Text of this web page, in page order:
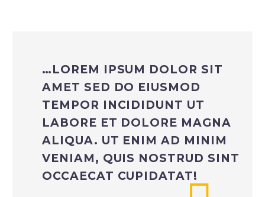
…LOREM IPSUM DOLOR SIT
AMET SED DO EIUSMOD
TEMPOR INCIDIDUNT UT
LABORE ET DOLORE MAGNA
ALIQUA. UT ENIM AD MINIM
VENIAM, QUIS NOSTRUD SINT
OCCAECAT CUPIDATAT!